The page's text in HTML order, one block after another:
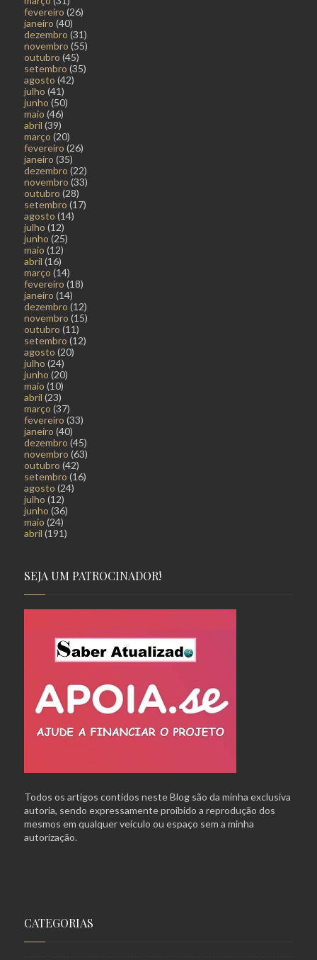
fevereiro (26)
janeiro (40)
dezembro (31)
novembro (55)
outubro (45)
setembro (35)
agosto (42)
julho (41)
junho (50)
maio (46)
abril (39)
março (20)
fevereiro (26)
janeiro (35)
dezembro (22)
novembro (33)
outubro (28)
setembro (17)
agosto (14)
julho (12)
junho (25)
maio (12)
abril (16)
março (14)
fevereiro (18)
janeiro (14)
dezembro (12)
novembro (15)
outubro (11)
setembro (12)
agosto (20)
julho (24)
junho (20)
maio (10)
abril (23)
março (37)
fevereiro (33)
janeiro (40)
dezembro (45)
novembro (63)
outubro (42)
setembro (16)
agosto (24)
julho (12)
junho (36)
maio (24)
abril (191)
SEJA UM PATROCINADOR!
Todos os artigos contidos neste Blog são da minha exclusiva
autoria, sendo expressamente proibido a reprodução dos
mesmos em qualquer veículo ou espaço sem a minha
autorização.
CATEGORIAS